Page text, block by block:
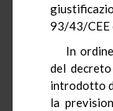
93/43/CEE
In
del
introdotto
la